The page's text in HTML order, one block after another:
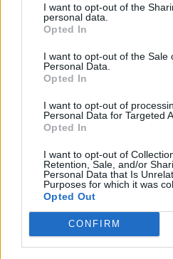
I want to opt-out of the
personal data.
Opted In
I want to opt-out of the Sale
Personal Data.
Opted In
I want to opt-out of
Personal Data for Targeted
Opted In
I want to opt-out of
Retention, Sale, and/or
Personal Data that Is
Purposes for which it was
Opted Out
CONFIRM
Muharemovic,
Bajraktarevic (74'
Gigovic), Tahirovic,
Demirovic, Lukic (62'
Marcatori:21' Lukic (B),
Fougerolles, Katic